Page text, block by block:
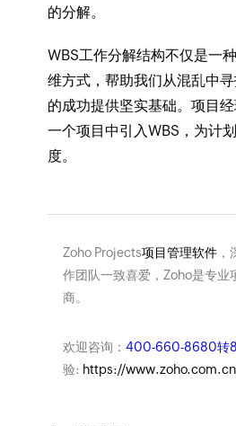
的分解。
WBS工作分解结构不仅是一
维方式，帮助我们从混乱中
的成功提供坚实基础。项目
一个项目中引入WBS，为计
度。
Zoho Projects项目管理软件，
作团队一致喜爱，Zoho是专业
商。
欢迎咨询： 400-660-8680转
验: https://